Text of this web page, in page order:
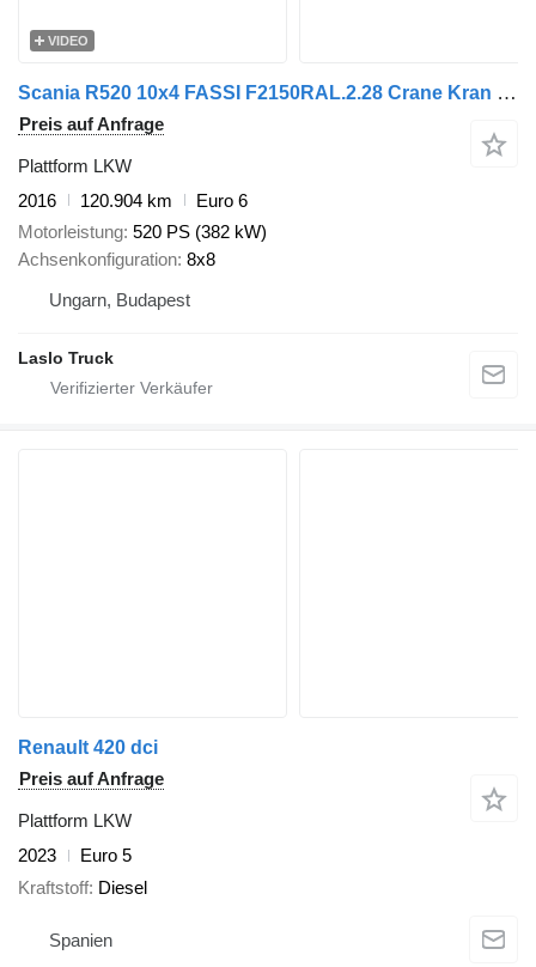
VIDEO
Scania R520 10x4 FASSI F2150RAL.2.28 Crane Kran Winch
Preis auf Anfrage
Plattform LKW
2016
120.904 km
Euro 6
Motorleistung 520 PS (382 kW)
Achsenkonfiguration 8x8
Ungarn, Budapest
Laslo Truck
Renault 420 dci
Preis auf Anfrage
Plattform LKW
2023
Euro 5
Kraftstoff Diesel
Spanien